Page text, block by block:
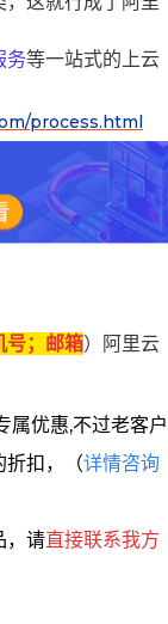
务等一站式的上云
process.html
号；邮箱）阿里云
属优惠,不过老客户
扣，
（详情咨询
，请直接联系我方